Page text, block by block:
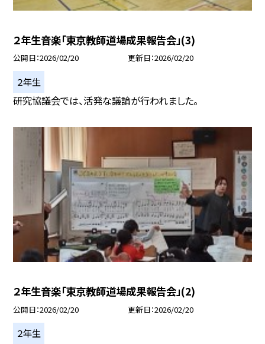
２年生音楽「東京教師道場成果報告会」(3)
公開日 2026/02/20 更新日 2026/02/20
２年生
研究協議会では、活発な議論が行われました。
２年生音楽「東京教師道場成果報告会」(2)
公開日 2026/02/20 更新日 2026/02/20
２年生